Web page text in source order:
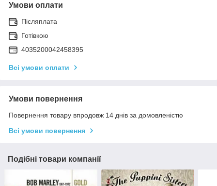
Умови оплати
Післяплата
Готівкою
4035200042458395
Всі умови оплати
Умови повернення
Повернення товару впродовж 14 днів за домовленістю
Всі умови повернення
Подібні товари компанії